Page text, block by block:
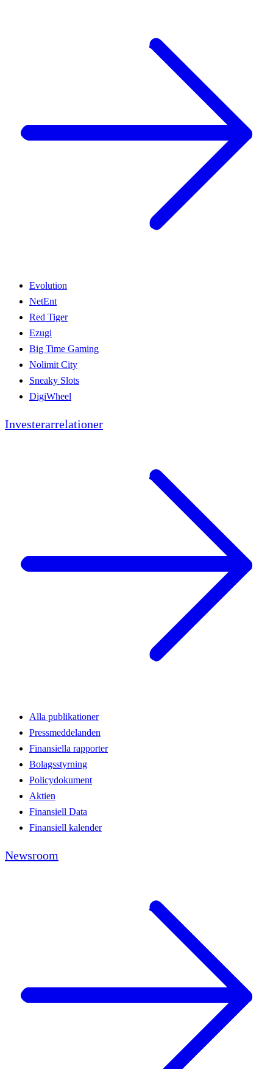
Evolution
NetEnt
Red Tiger
Ezugi
Big Time Gaming
Nolimit City
Sneaky Slots
DigiWheel
Investerarrelationer
Alla publikationer
Pressmeddelanden
Finansiella rapporter
Bolagsstyrning
Policydokument
Aktien
Finansiell Data
Finansiell kalender
Newsroom